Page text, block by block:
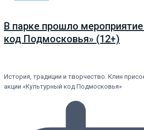
В парке прошло
код Подмосковья» (12+)
История, традиции и творчество. Клин
акции «Культурный код Подмосковья»